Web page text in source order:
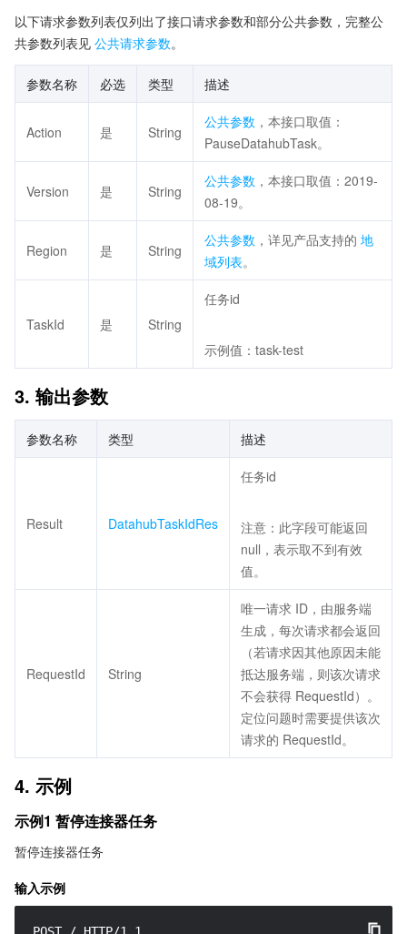
以下请求参数列表仅列出了接口请求参数和部分公共参数，完整公
共参数列表见 公共请求参数。
参数名称 必选 类型 描述
Action 是 String
公共参数 ，本接口取值：
PauseDatahubTask。
Version 是 String
公共参数 ，本接口取值：2019-
08-19。
Region 是 String
公共参数 ，详见产品支持的 地
域列表。
TaskId 是 String
任务id
示例值：task-test
3. 输出参数
参数名称 类型 描述
Result DatahubTaskIdRes
任务id
注意：此字段可能返回
null，表示取不到有效
值。
RequestId String
唯一请求 ID，由服务端
生成，每次请求都会返回
（若请求因其他原因未能
抵达服务端，则该次请求
不会获得 RequestId）。
定位问题时需要提供该次
请求的 RequestId。
4. 示例
示例1 暂停连接器任务
暂停连接器任务
输入示例